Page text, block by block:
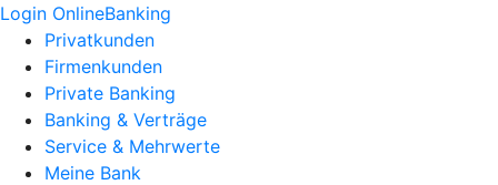
Login OnlineBanking
Privatkunden
Firmenkunden
Private Banking
Banking & Verträge
Service & Mehrwerte
Meine Bank